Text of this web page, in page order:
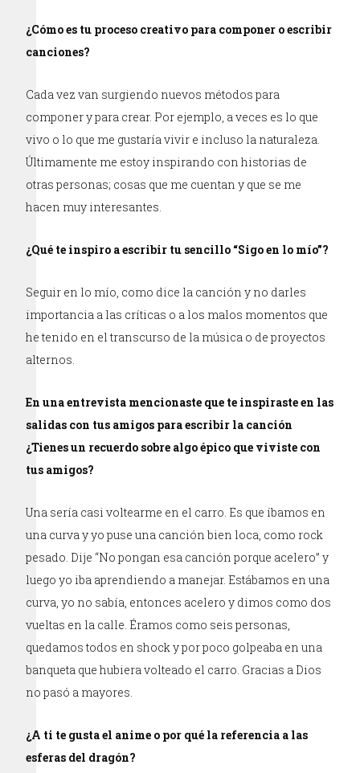
¿Cómo es tu proceso creativo para componer o escribir
canciones?
Cada vez van surgiendo nuevos métodos para
componer y para crear. Por ejemplo, a veces es lo que
vivo o lo que me gustaría vivir e incluso la naturaleza.
Últimamente me estoy inspirando con historias de
otras personas; cosas que me cuentan y que se me
hacen muy interesantes.
¿Qué te inspiro a escribir tu sencillo “Sigo en lo mío”?
Seguir en lo mío, como dice la canción y no darles
importancia a las críticas o a los malos momentos que
he tenido en el transcurso de la música o de proyectos
alternos.
En una entrevista mencionaste que te inspiraste en las
salidas con tus amigos para escribir la canción
¿Tienes un recuerdo sobre algo épico que viviste con
tus amigos?
Una sería casi voltearme en el carro. Es que íbamos en
una curva y yo puse una canción bien loca, como rock
pesado. Dije “No pongan esa canción porque acelero” y
luego yo iba aprendiendo a manejar. Estábamos en una
curva, yo no sabía, entonces acelero y dimos como dos
vueltas en la calle. Éramos como seis personas,
quedamos todos en shock y por poco golpeaba en una
banqueta que hubiera volteado el carro. Gracias a Dios
no pasó a mayores.
¿A ti te gusta el anime o por qué la referencia a las
esferas del dragón?